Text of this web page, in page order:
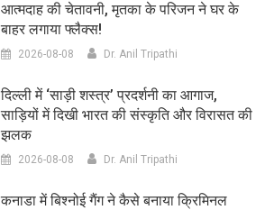
आत्मदाह की चेतावनी, मृतका के परिजन ने घर के
बाहर लगाया फ्लैक्स!
2026-08-08 Dr. Anil Tripathi
दिल्ली में ‘साड़ी शस्त्र’ प्रदर्शनी का आगाज,
साड़ियों में दिखी भारत की संस्कृति और विरासत की
झलक
2026-08-08 Dr. Anil Tripathi
कनाडा में बिश्नोई गैंग ने कैसे बनाया क्रिमिनल